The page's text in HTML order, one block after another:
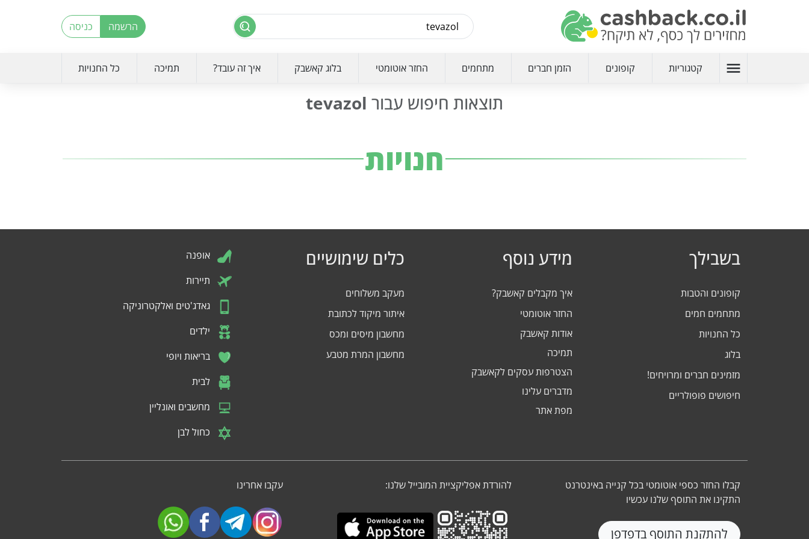
הרשמה כניסה
menu קטגוריות קופונים הזמן חברים מתחמים החזר אוטומטי בלוג קאשבק איך זה עובד? תמיכה כל החנויות
תוצאות חיפוש עבור tevazol
חנויות
בשבילך
קופונים והטבות
מתחמים חמים
כל החנויות
בלוג
מזמינים חברים ומרויחים!
חיפושים פופולריים
מידע נוסף
איך מקבלים קאשבק?
החזר אוטומטי
אודות קאשבק
תמיכה
הצטרפות עסקים לקאשבק
מדברים עלינו
מפת אתר
כלים שימושיים
מעקב משלוחים
איתור מיקוד לכתובת
מחשבון מיסים ומכס
מחשבון המרת מטבע
אופנה
תיירות
גאדג'טים ואלקטרוניקה
ילדים
בריאות ויופי
לבית
מחשבים ואונליין
כחול לבן
קבלו החזר כספי אוטומטי בכל קנייה באינטרנט
התקינו את התוסף שלנו עכשיו
להתקנת התוסף בדפדפן
להורדת אפליקציית המובייל שלנו: עקבו אחרינו